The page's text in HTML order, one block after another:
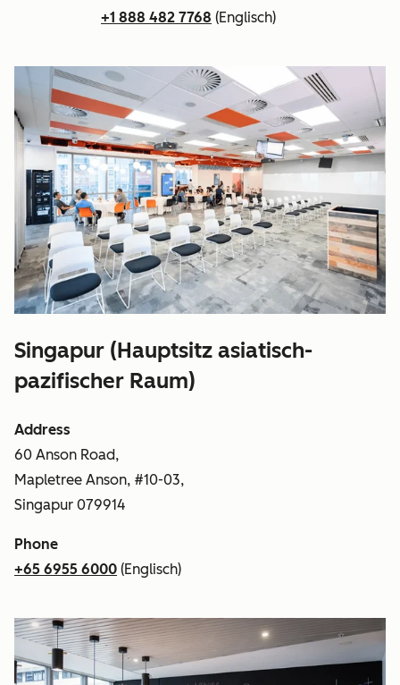
+1 888 482 7768 (Englisch)
Singapur (Hauptsitz asiatisch-
pazifischer Raum)
Address
60 Anson Road,
Mapletree Anson, #10-03,
Singapur 079914
Phone
+65 6955 6000 (Englisch)